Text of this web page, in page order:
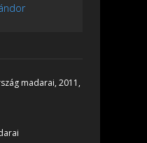
madarai, 2011,